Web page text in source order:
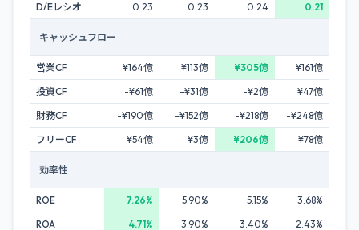
D/Eレシオ
0.23 0.23 0.24 0.21
キャッシュフロー
営業CF ¥164億 ¥113億 ¥305億
¥161億
投資CF
-¥61億 -¥31億 -¥2億
¥47億
財務CF
-¥190億 -¥152億 -¥218億
-¥248億
フリーCF
¥54億 ¥3億 ¥206億 ¥78億
効率性
ROE 7.26% 5.90% 5.15%
3.68%
ROA
4.71% 3.90% 3.40% 2.43%